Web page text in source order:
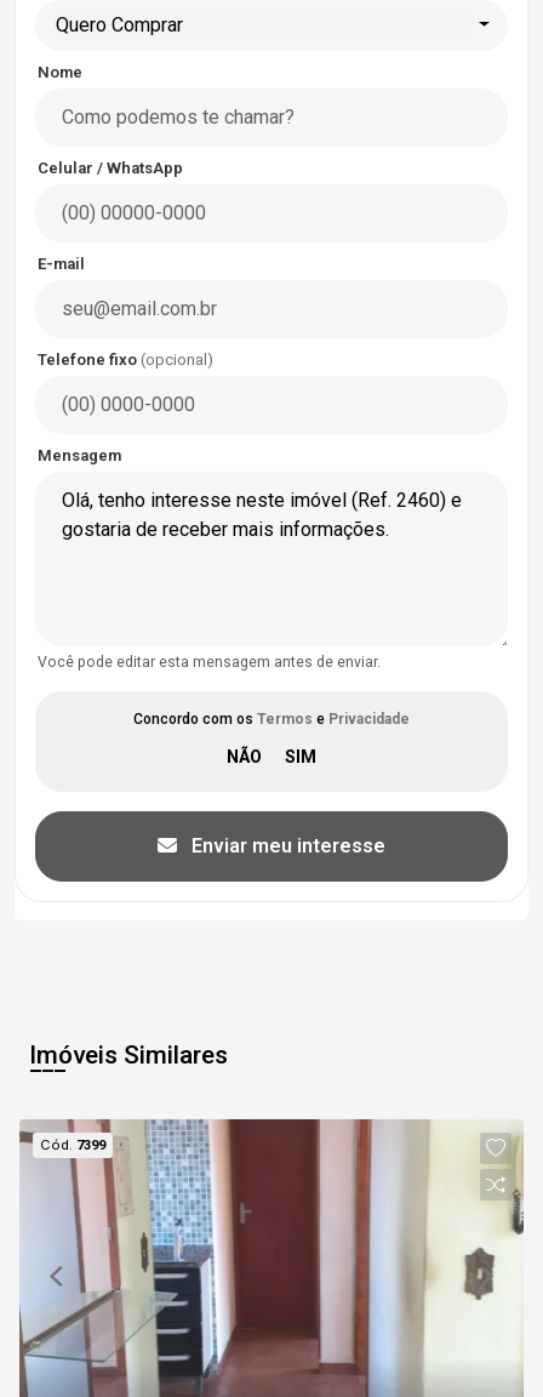
Quero Comprar
Nome
Celular / WhatsApp
E-mail
Telefone fixo (opcional)
Mensagem
Você pode editar esta mensagem antes de enviar.
Concordo com os Termos e Privacidade
Enviar meu interesse
Imóveis Similares
Cód. 7399